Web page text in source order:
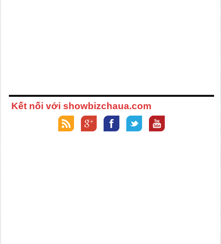
Kết nối với showbizchaua.com